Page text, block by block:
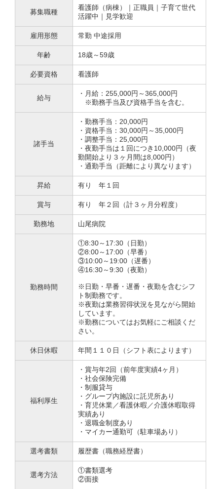
募集職種
看護師（病棟）｜正職員｜子育て世代
活躍中｜見学歓迎
雇用形態 常勤 中途採用
年齢 18歳～59歳
必要資格 看護師
給与
・月給：255,000円～365,000円
※勤務手当及び資格手当を含む。
諸手当
・勤務手当：20,000円
・資格手当：30,000円～35,000円
・調整手当：25,000円
・夜勤手当は１回につき10,000円（夜
勤開始より３ヶ月間は8,000円）
・通勤手当（距離により異なります）
昇給 有り 年１回
賞与 有り 年２回（計３ヶ月分程度）
勤務地 山尾病院
勤務時間
①8:30～17:30（日勤）
②8:00～17:00（早番）
③10:00～19:00（遅番）
④16:30～9:30（夜勤）
※日勤・早番・遅番・夜勤を含むシフ
ト制勤務です。
※夜勤は業務習得状況を見ながら開始
しています。
※勤務についてはお気軽にご相談くだ
さい。
休日休暇 年間１１０日（シフト表によります）
福利厚生
・賞与年2回（前年度実績4ヶ月）
・社会保険完備
・制服貸与
・グループ内施設に託児所あり
・育児休業／看護休暇／介護休暇取得
実績あり
・退職金制度あり
・マイカー通勤可（駐車場あり）
選考書類 履歴書（職務経歴書）
選考方法
①書類選考
②面接